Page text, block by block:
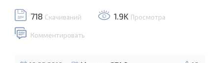
718 Скачиваний 1.9K Просмотра
Комментировать